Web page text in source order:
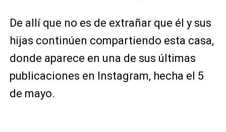
De allí que no es de extrañar que él y sus
hijas continúen compartiendo esta casa,
donde aparece en una de sus últimas
publicaciones en Instagram, hecha el 5
de mayo.